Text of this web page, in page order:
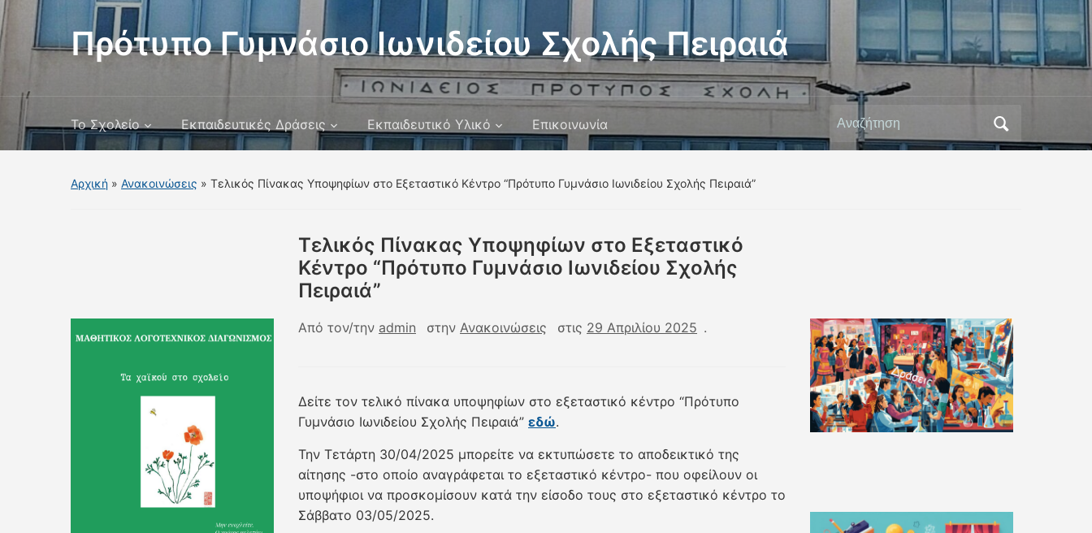
Πρότυπο Γυμνάσιο Ιωνιδείου Σχολής Πειραιά
Το Σχολείο Εκπαιδευτικές Δράσεις Εκπαιδευτικό Υλικό Επικοινωνία
Αναζήτηση
για:
Αρχική » Ανακοινώσεις » Τελικός Πίνακας Υποψηφίων στο Εξεταστικό Κέντρο “Πρότυπο Γυμνάσιο Ιωνιδείου Σχολής Πειραιά”
Τελικός Πίνακας Υποψηφίων στο Εξεταστικό
Κέντρο “Πρότυπο Γυμνάσιο Ιωνιδείου Σχολής
Πειραιά”
Από τον/την admin στην Ανακοινώσεις στις 29 Απριλίου 2025 .
Δείτε τον τελικό πίνακα υποψηφίων στο εξεταστικό κέντρο “Πρότυπο
Γυμνάσιο Ιωνιδείου Σχολής Πειραιά” εδώ.
Την Τετάρτη 30/04/2025 μπορείτε να εκτυπώσετε το αποδεικτικό της
αίτησης -στο οποίο αναγράφεται το εξεταστικό κέντρο- που οφείλουν οι
υποψήφιοι να προσκομίσουν κατά την είσοδο τους στο εξεταστικό κέντρο το
Σάββατο 03/05/2025.